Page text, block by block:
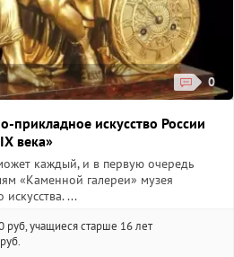
0
прикладное искусство России
века»
каждый, и в первую очередь
«Каменной галереи» музея
...
руб, учащиеся старше 16 лет